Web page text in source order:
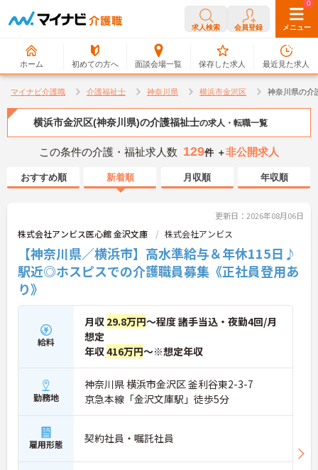
求人検索 会員登録 メニュー
ホーム 初めての方へ 面談会場一覧
0
保存した求人
0
最近見た求人
マイナビ介護職 介護福祉士 神奈川県 横浜市金沢区 神奈川県の介
横浜市金沢区(神奈川県)の介護福祉士の求人・転職一覧
この条件の介護・福祉求人数 129件 ＋非公開求人
おすすめ順 新着順 月収順 年収順
更新日：2026年08月06日
株式会社アンビス医心館 金沢文庫 株式会社アンビス
【神奈川県／横浜市】高水準給与＆年休115日♪
駅近◎ホスピスでの介護職員募集《正社員登用あ
り》
給料
月収 29.8万円～程度 諸手当込・夜勤4回/月
想定
年収416万円～※想定年収
勤務地
神奈川県 横浜市金沢区 釜利谷東2-3-7
京急本線「金沢文庫駅」徒歩5分
雇用形態 契約社員・嘱託社員